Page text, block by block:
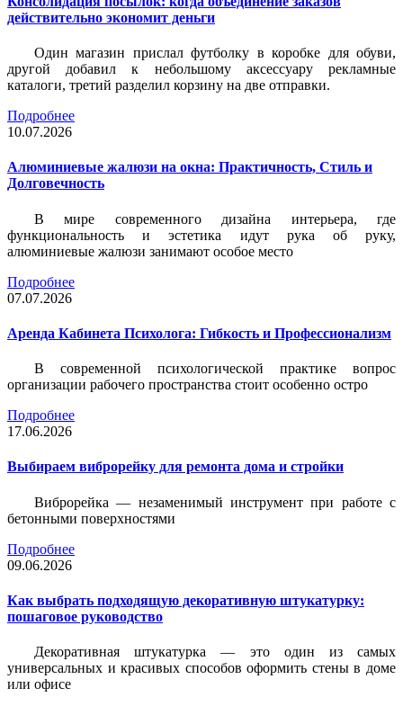
действительно экономит деньги
Один магазин прислал футболку в коробке для обуви,
другой добавил к небольшому аксессуару рекламные
каталоги, третий разделил корзину на две отправки.
Подробнее
10.07.2026
Алюминиевые жалюзи на окна: Практичность, Стиль и
Долговечность
В мире современного дизайна интерьера, где
функциональность и эстетика идут рука об руку,
алюминиевые жалюзи занимают особое место
Подробнее
07.07.2026
Аренда Кабинета Психолога: Гибкость и Профессионализм
В современной психологической практике вопрос
организации рабочего пространства стоит особенно остро
Подробнее
17.06.2026
Выбираем виброрейку для ремонта дома и стройки
Виброрейка — незаменимый инструмент при работе с
бетонными поверхностями
Подробнее
09.06.2026
Как выбрать подходящую декоративную штукатурку:
пошаговое руководство
Декоративная штукатурка — это один из самых
универсальных и красивых способов оформить стены в доме
или офисе